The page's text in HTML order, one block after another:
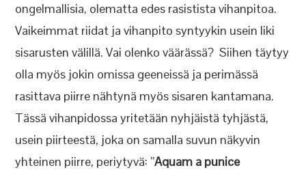
ongelmallisia, olematta edes rasistista vihanpitoa.
Vaikeimmat riidat ja vihanpito syntyykin usein liki
sisarusten välillä. Vai olenko väärässä? Siihen täytyy
olla myös jokin omissa geeneissä ja perimässä
rasittava piirre nähtynä myös sisaren kantamana.
Tässä vihanpidossa yritetään nyhjäistä tyhjästä,
usein piirteestä, joka on samalla suvun näkyvin
yhteinen piirre, periytyvä: ”Aquam a punice